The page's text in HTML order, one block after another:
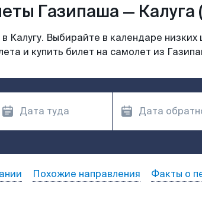
Газипаша — Калуга
Калугу. Выбирайте в календаре
и купить билет на самолет из
Похожие направления Факты о